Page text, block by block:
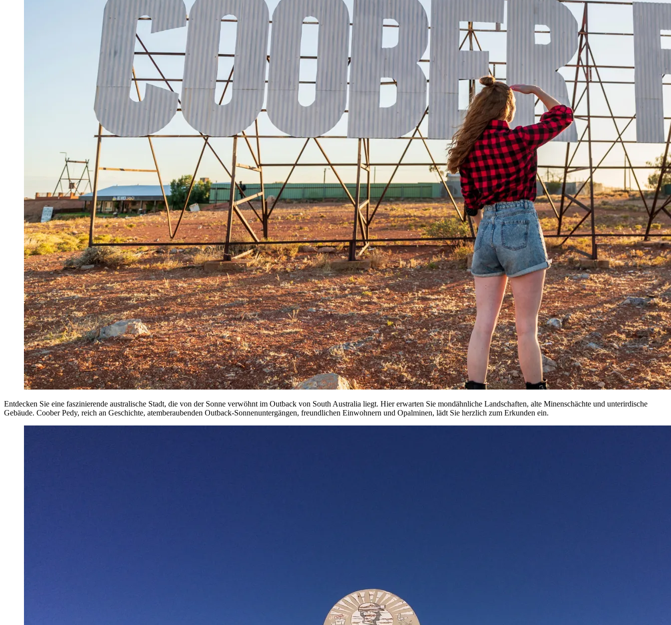
Entdecken Sie eine faszinierende australische Stadt, die von der Sonne verwöhnt im Outback von South Australia liegt. Hier erwarten Sie mondähnliche Landschaften, alte Minenschächte und unterirdische
Gebäude. Coober Pedy, reich an Geschichte, atemberaubenden Outback-Sonnenuntergängen, freundlichen Einwohnern und Opalminen, lädt Sie herzlich zum Erkunden ein.